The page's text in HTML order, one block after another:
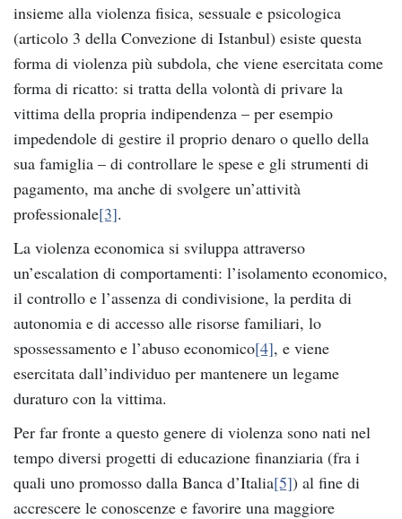
insieme alla violenza fisica, sessuale e psicologica
(articolo 3 della Convezione di Istanbul) esiste questa
forma di violenza più subdola, che viene esercitata come
forma di ricatto: si tratta della volontà di privare la
vittima della propria indipendenza – per esempio
impedendole di gestire il proprio denaro o quello della
sua famiglia – di controllare le spese e gli strumenti di
pagamento, ma anche di svolgere un’attività
professionale[3].
La violenza economica si sviluppa attraverso
un’escalation di comportamenti: l’isolamento economico,
il controllo e l’assenza di condivisione, la perdita di
autonomia e di accesso alle risorse familiari, lo
spossessamento e l’abuso economico[4], e viene
esercitata dall’individuo per mantenere un legame
duraturo con la vittima.
Per far fronte a questo genere di violenza sono nati nel
tempo diversi progetti di educazione finanziaria (fra i
quali uno promosso dalla Banca d’Italia[5]) al fine di
accrescere le conoscenze e favorire una maggiore